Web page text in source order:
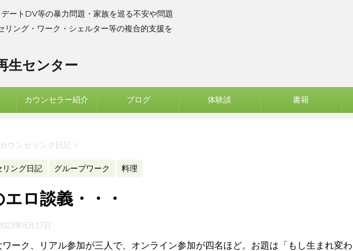
ートDV等の暴力問題・家族を巡る不安や問題
リング・ワーク・シェルター等の複合的支援を
生センター
カウンセラー紹介 ブログ 体験談 書籍
カウンセリング日記 >
リング日記 グループワーク 料理
エロ談義・・・
年8月17日
ワーク、リアル参加が三人で、オンライン参加が四名ほど。お題は「もし生まれ変わ